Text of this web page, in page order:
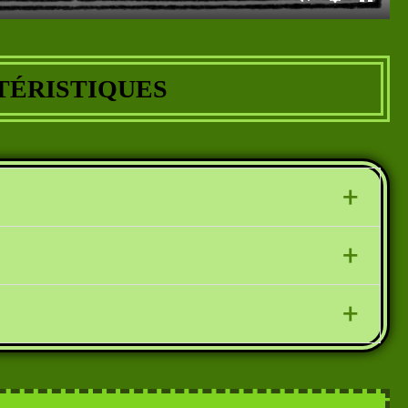
ÉRISTIQUES
+
des traits
+
fable est le spectateur d’une scène qui le
énoncées dressent une sorte debilan
+
d’actions, de situations ou de faits,